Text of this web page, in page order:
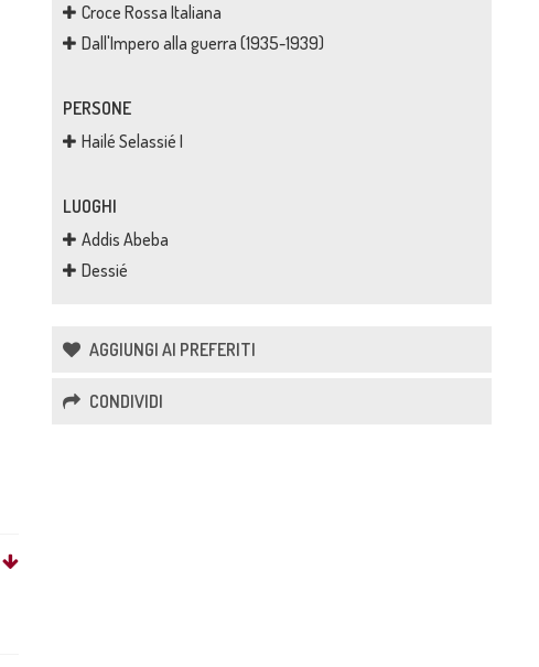
Croce Rossa Italiana
Dall'Impero alla guerra (1935-1939)
PERSONE
Hailé Selassié I
LUOGHI
Addis Abeba
Dessié
AGGIUNGI AI PREFERITI
CONDIVIDI